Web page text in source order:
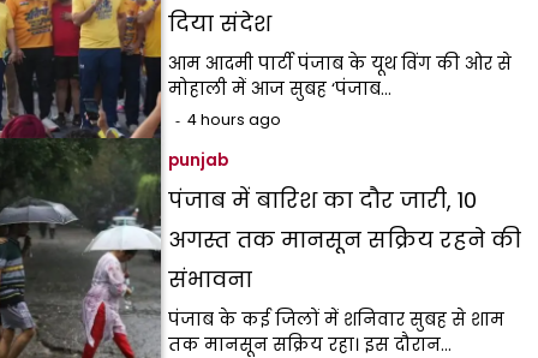
दिया संदेश
आम आदमी पार्टी पंजाब के यूथ विंग की ओर से
मोहाली में आज सुबह ‘पंजाब…
4 hours ago
punjab
पंजाब में बारिश का दौर जारी, 10
अगस्त तक मानसून सक्रिय रहने की
संभावना
पंजाब के कई जिलों में शनिवार सुबह से शाम
तक मानसून सक्रिय रहा। इस दौरान…